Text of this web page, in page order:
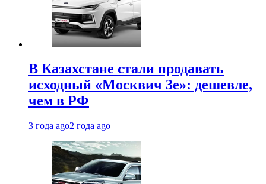
В Казахстане стали продавать
исходный «Москвич 3e»: дешевле,
чем в РФ
3 года ago2 года ago